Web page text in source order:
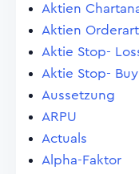
Aktien
Aktien
Aktie Stop-
Aktie Stop- Buy
Aussetzung
ARPU
Actuals
Alpha-Faktor